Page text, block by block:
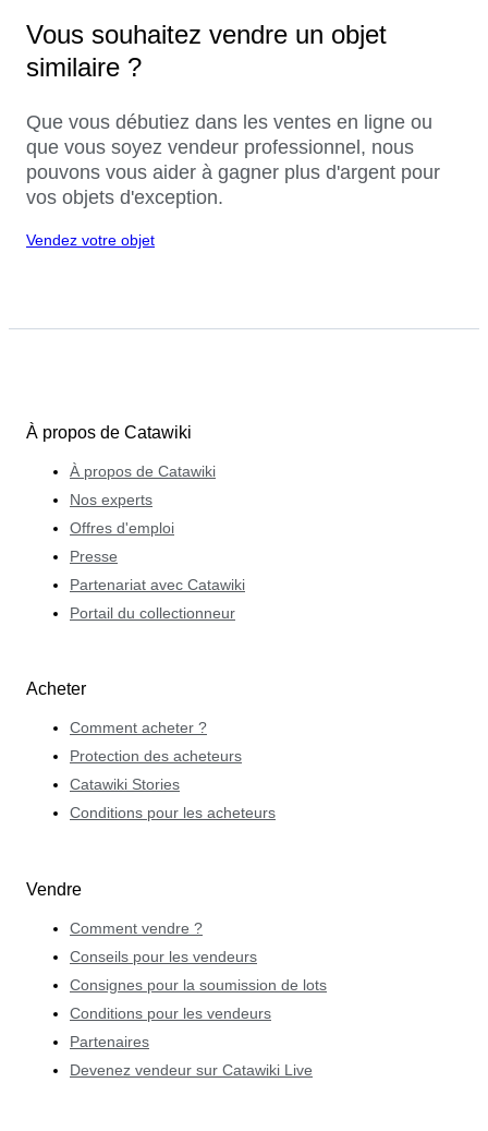
Vous souhaitez vendre un objet
similaire ?
Que vous débutiez dans les ventes en ligne ou
que vous soyez vendeur professionnel, nous
pouvons vous aider à gagner plus d'argent pour
vos objets d'exception.
Vendez votre objet
À propos de Catawiki
À propos de Catawiki
Nos experts
Offres d'emploi
Presse
Partenariat avec Catawiki
Portail du collectionneur
Acheter
Comment acheter ?
Protection des acheteurs
Catawiki Stories
Conditions pour les acheteurs
Vendre
Comment vendre ?
Conseils pour les vendeurs
Consignes pour la soumission de lots
Conditions pour les vendeurs
Partenaires
Devenez vendeur sur Catawiki Live